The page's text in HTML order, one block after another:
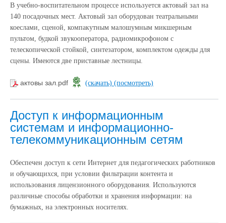
В учебно-воспитательном процессе используется актовый зал на
140 посадочных мест. Актовый зал оборудован театральными
коеслами, сценой, компакутным малошумным микшерным
пультом, будкой звукооператора, радиомикрофоном с
телескопической стойкой, синтезатором, комплектом одежды для
сцены. Имеются две приставные лестницы.
актовы зал.pdf (скачать) (посмотреть)
Доступ к информационным
системам и информационно-
телекоммуникационным сетям
Обеспечен доступ к сети Интернет для педагогических работников
и обучающихся, при условии фильтрации контента и
использования лицензионного оборудования. Используются
различные способы обработки и хранения информации: на
бумажных, на электронных носителях.